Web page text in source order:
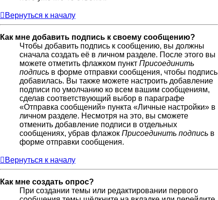
Вернуться к началу
Как мне добавить подпись к своему сообщению?
Чтобы добавить подпись к сообщению, вы должны
сначала создать её в личном разделе. После этого вы
можете отметить флажком пункт Присоединить
подпись в форме отправки сообщения, чтобы подпись
добавилась. Вы также можете настроить добавление
подписи по умолчанию ко всем вашим сообщениям,
сделав соответствующий выбор в параграфе
«Отправка сообщений» пункта «Личные настройки» в
личном разделе. Несмотря на это, вы сможете
отменить добавление подписи в отдельных
сообщениях, убрав флажок Присоединить подпись в
форме отправки сообщения.
Вернуться к началу
Как мне создать опрос?
При создании темы или редактировании первого